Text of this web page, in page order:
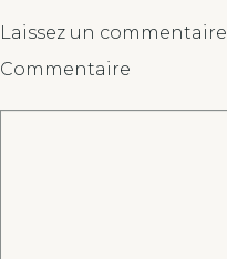
Laissez un commentaire
Commentaire